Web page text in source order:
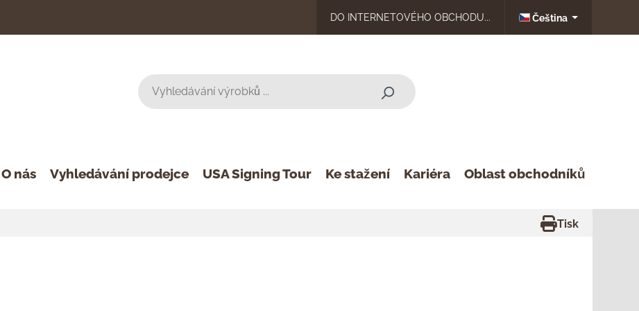
DO INTERNETOVÉHO OBCHODU... Čeština
O nás Vyhledávání prodejce USA Signing Tour Ke stažení Kariéra Oblast obchodníků
Tisk